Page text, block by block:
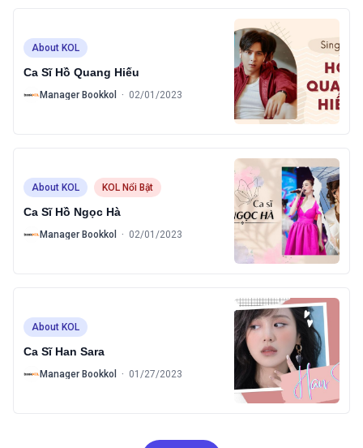
About KOL
Ca Sĩ Hồ Quang Hiếu
B Manager Bookkol · 02/01/2023
About KOL KOL Nổi Bật
Ca Sĩ Hồ Ngọc Hà
B Manager Bookkol · 02/01/2023
About KOL
Ca Sĩ Han Sara
B Manager Bookkol · 01/27/2023